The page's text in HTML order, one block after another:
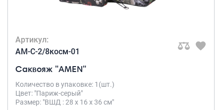
Артикул:
AM-C-2/8косм-01
Саквояж "AMEN"
Количество в упаковке: 1(шт.)
Цвет: "Париж-серый"
Размер: "ВШД : 28 х 16 х 36 см"